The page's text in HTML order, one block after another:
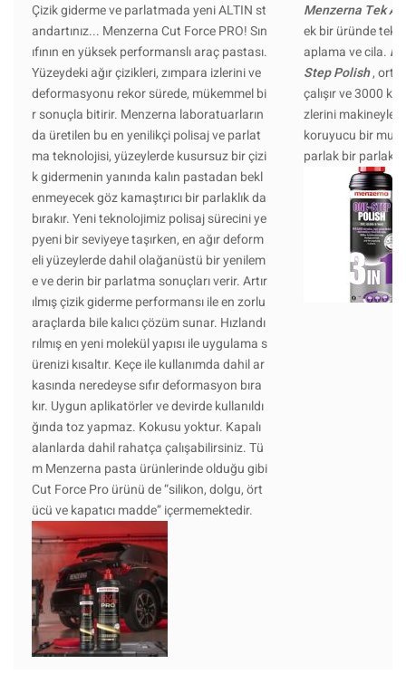
Çizik giderme ve parlatmada yeni ALTIN st
andartınız... Menzerna Cut Force PRO! Sın
ıfının en yüksek performanslı araç pastası.
Yüzeydeki ağır çizikleri, zımpara izlerini ve
deformasyonu rekor sürede, mükemmel bi
r sonuçla bitirir. Menzerna laboratuarların
da üretilen bu en yenilikçi polisaj ve parlat
ma teknolojisi, yüzeylerde kusursuz bir çizi
k gidermenin yanında kalın pastadan bekl
enmeyecek göz kamaştırıcı bir parlaklık da
bırakır. Yeni teknolojimiz polisaj sürecini ye
pyeni bir seviyeye taşırken, en ağır deform
eli yüzeylerde dahil olağanüstü bir yenilem
e ve derin bir parlatma sonuçları verir. Artır
ılmış çizik giderme performansı ile en zorlu
araçlarda bile kalıcı çözüm sunar. Hızlandı
rılmış en yeni molekül yapısı ile uygulama s
ürenizi kısaltır. Keçe ile kullanımda dahil ar
kasında neredeyse sıfır deformasyon bıra
kır. Uygun aplikatörler ve devirde kullanıldı
ğında toz yapmaz. Kokusu yoktur. Kapalı
alanlarda dahil rahatça çalışabilirsiniz. Tü
m Menzerna pasta ürünlerinde olduğu gibi
Cut Force Pro ürünü de “silikon, dolgu, ört
ücü ve kapatıcı madde” içermemektedir.
Menzerna Tek
ek bir üründe tek
aplama ve cila.
Step Polish, orta
çalışır ve 3000
zlerini makineyle
koruyucu bir
parlak bir